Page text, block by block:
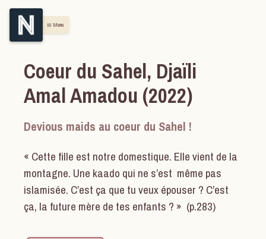
menu Menu
Coeur du Sahel, Djaïli
Amal Amadou (2022)
Devious maids au coeur du Sahel !
« Cette fille est notre domestique. Elle vient de la
montagne. Une kaado qui ne s’est même pas
islamisée. C’est ça que tu veux épouser ? C’est
ça, la future mère de tes enfants ? » (p.283)